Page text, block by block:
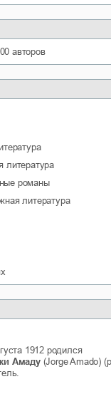
авторов
литература
романы
литература
1912 родился
Амаду(Jorge Amado)